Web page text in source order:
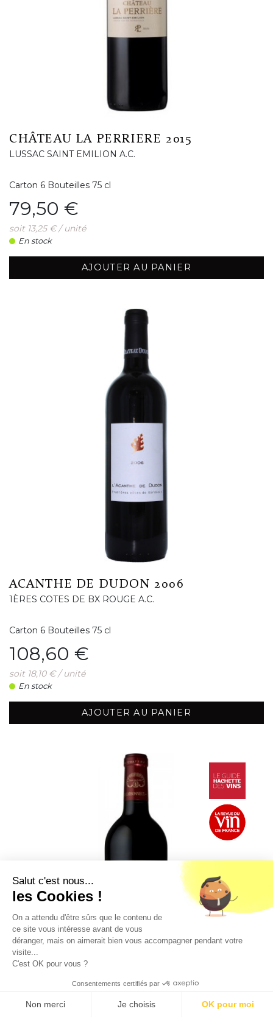
FILTRER
CHÂTEAU LA PERRIERE 2015
LUSSAC SAINT EMILION A.C.
Carton 6 Bouteilles 75 cl
Prix
79,50 €
soit 13,25 € / unité
En stock
AJOUTER AU PANIER
ACANTHE DE DUDON 2006
1ÈRES COTES DE BX ROUGE A.C.
Carton 6 Bouteilles 75 cl
Prix
108,60 €
soit 18,10 € / unité
En stock
AJOUTER AU PANIER
Salut c'est nous...
les Cookies !
On a attendu d'être sûrs que le contenu de
ce site vous intéresse avant de vous
déranger, mais on aimerait bien vous accompagner pendant votre
visite...
C'est OK pour vous ?
Consentements certifiés par
Non merci Je choisis OK pour moi
★★★★★